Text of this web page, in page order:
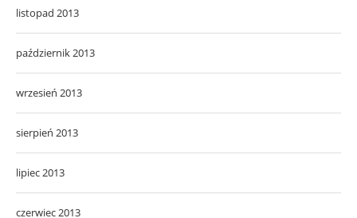
listopad 2013
październik 2013
wrzesień 2013
sierpień 2013
lipiec 2013
czerwiec 2013